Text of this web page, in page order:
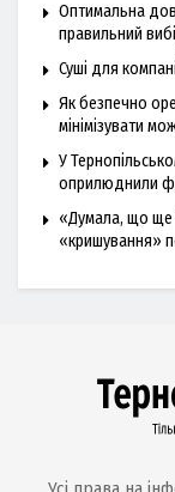
Оптимальна
правильний
Суші для
Як безпечно
мінімізувати
У
оприлюднили
«Думала, що ще
«кришування»